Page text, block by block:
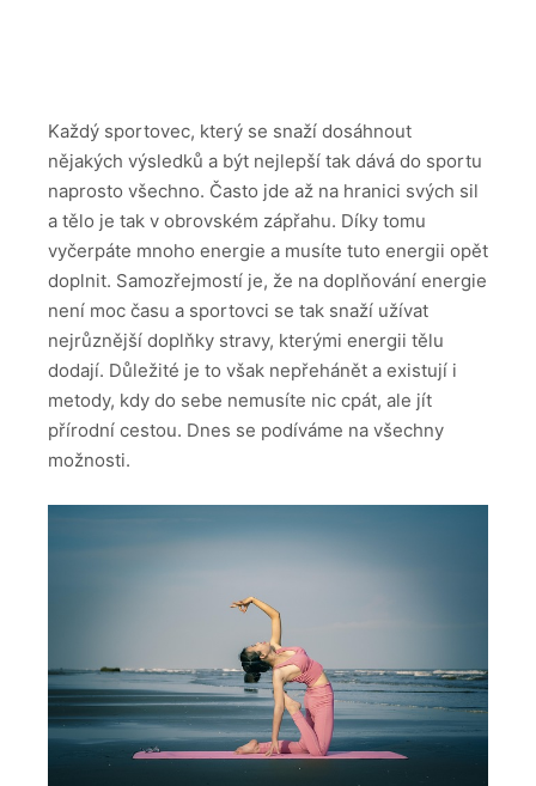
Každý sportovec, který se snaží dosáhnout
nějakých výsledků a být nejlepší tak dává do sportu
naprosto všechno. Často jde až na hranici svých sil
a tělo je tak v obrovském zápřahu. Díky tomu
vyčerpáte mnoho energie a musíte tuto energii opět
doplnit. Samozřejmostí je, že na doplňování energie
není moc času a sportovci se tak snaží užívat
nejrůznější doplňky stravy, kterými energii tělu
dodají. Důležité je to však nepřehánět a existují i
metody, kdy do sebe nemusíte nic cpát, ale jít
přírodní cestou. Dnes se podíváme na všechny
možnosti.